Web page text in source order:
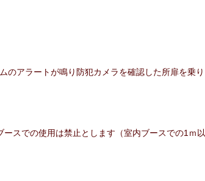
のアラートが鳴り防犯カメラを確認した所扉を乗り
スでの使用は禁止とします（室内ブースでの1ｍ以